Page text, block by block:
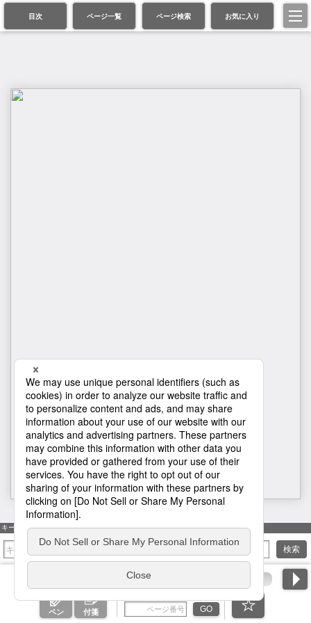
目次 ページ一覧 ページ検索 お気に入り
H1
キーワード検索
検索
ペン 付箋 GO